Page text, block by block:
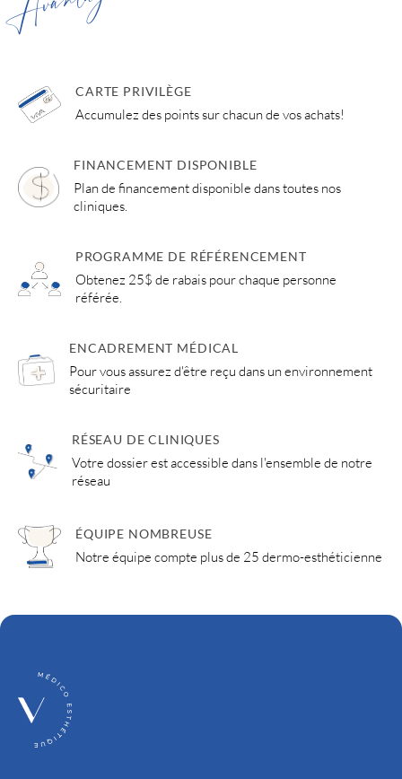
CARTE PRIVILÈGE
Accumulez des points sur chacun de vos achats!
FINANCEMENT DISPONIBLE
Plan de financement disponible dans toutes nos
cliniques.
PROGRAMME DE RÉFÉRENCEMENT
Obtenez 25$ de rabais pour chaque personne
référée.
ENCADREMENT MÉDICAL
Pour vous assurez d'être reçu dans un environnement
sécuritaire
RÉSEAU DE CLINIQUES
Votre dossier est accessible dans l'ensemble de notre
réseau
ÉQUIPE NOMBREUSE
Notre équipe compte plus de 25 dermo-esthéticienne